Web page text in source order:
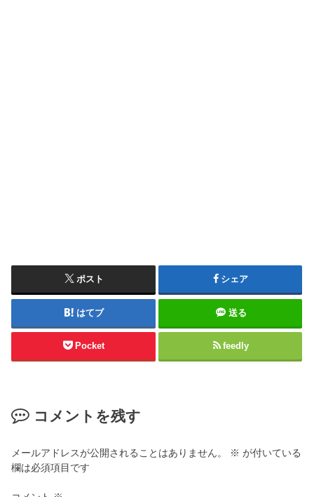
ポスト シェア
はてブ 送る
Pocket feedly
コメントを残す
メールアドレスが公開されることはありません。 ※ が付いている
欄は必須項目です